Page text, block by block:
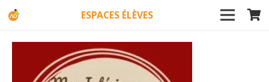
ESPACES ÉLÈVES